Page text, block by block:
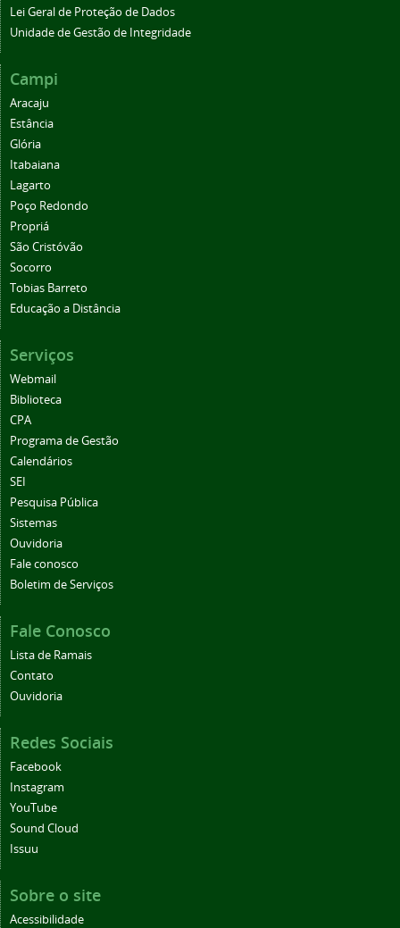
Lei Geral de Proteção de Dados
Unidade de Gestão de Integridade
Campi
Aracaju
Estância
Glória
Itabaiana
Lagarto
Poço Redondo
Propriá
São Cristóvão
Socorro
Tobias Barreto
Educação a Distância
Serviços
Webmail
Biblioteca
CPA
Programa de Gestão
Calendários
SEI
Pesquisa Pública
Sistemas
Ouvidoria
Fale conosco
Boletim de Serviços
Fale Conosco
Lista de Ramais
Contato
Ouvidoria
Redes Sociais
Facebook
Instagram
YouTube
Sound Cloud
Issuu
Sobre o site
Acessibilidade